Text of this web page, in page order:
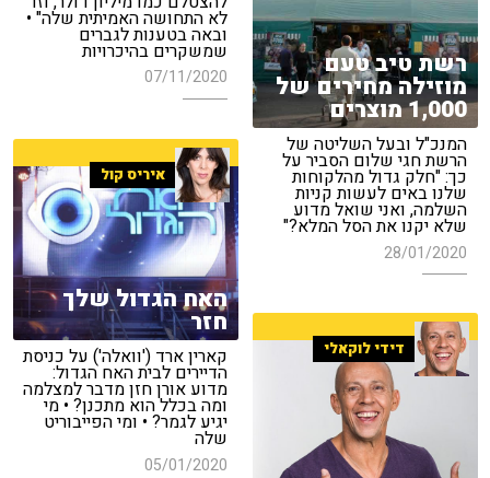
לא התחושה האמיתית שלה" •
ובאה בטענות לגברים
שמשקרים בהיכרויות
07/11/2020 רשת טיב טעם
מוזילה מחירים של
1,000 מוצרים
המנכ"ל ובעל השליטה של
הרשת חגי שלום הסביר על
כך: "חלק גדול מהלקוחות
שלנו באים לעשות קניות
השלמה, ואני שואל מדוע
שלא יקנו את הסל המלא?"
28/01/2020
איריס קול
האח הגדול שלך
חזר
קארין ארד ('וואלה') על כניסת
הדיירים לבית האח הגדול:
מדוע אורן חזן מדבר למצלמה
ומה בכלל הוא מתכנן? • מי
יגיע לגמר? • ומי הפייבוריט
שלה
05/01/2020
דידי לוקאלי